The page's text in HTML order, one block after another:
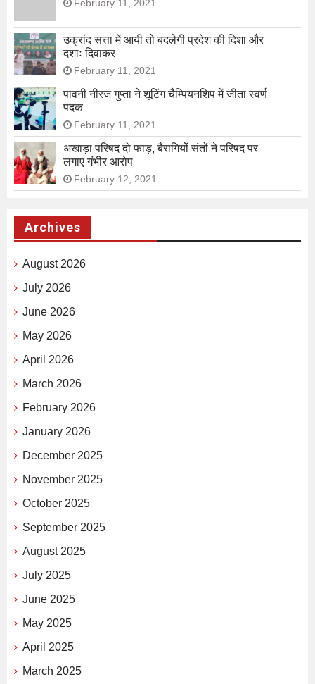
February 11, 2021
उक्रांद सत्ता में आयी तो बदलेगी प्रदेश की दिशा और
दशाः दिवाकर
February 11, 2021
पावनी नीरज गुप्ता ने शूटिंग चैम्पियनशिप में जीता स्वर्ण
पदक
February 11, 2021
अखाड़ा परिषद दो फाड़, बैरागियों संतों ने परिषद पर
लगाए गंभीर आरोप
February 12, 2021
Archives
August 2026
July 2026
June 2026
May 2026
April 2026
March 2026
February 2026
January 2026
December 2025
November 2025
October 2025
September 2025
August 2025
July 2025
June 2025
May 2025
April 2025
March 2025